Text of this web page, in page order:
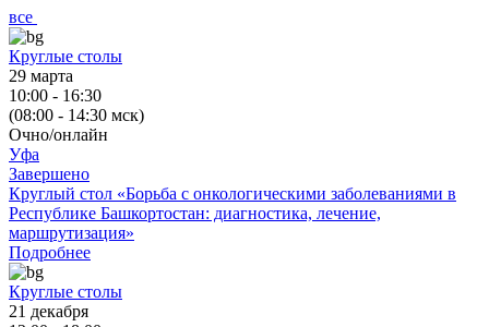
все
Круглые столы
29 марта
10:00 - 16:30
(08:00 - 14:30 мск)
Очно/онлайн
Уфа
Завершено
Круглый стол «Борьба с онкологическими заболеваниями в
Республике Башкортостан: диагностика, лечение,
маршрутизация»
Подробнее
Круглые столы
21 декабря